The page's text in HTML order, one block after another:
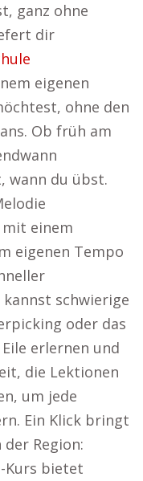
ganz ohne
dir
eigenen
ohne den
Ob früh am
wann du übst.
mit einem
eigenen Tempo
schwierige
oder das
erlernen und
die Lektionen
um jede
Ein Klick bringt
Region:
Kurs bietet